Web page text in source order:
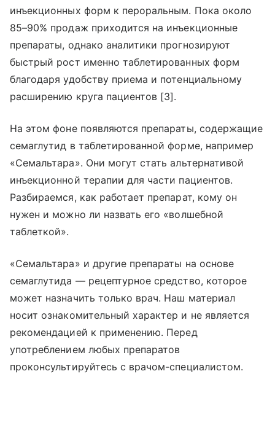
инъекционных форм к пероральным. Пока около
85–90% продаж приходится на инъекционные
препараты, однако аналитики прогнозируют
быстрый рост именно таблетированных форм
благодаря удобству приема и потенциальному
расширению круга пациентов [3].
На этом фоне появляются препараты, содержащие
семаглутид в таблетированной форме, например
«Семальтара». Они могут стать альтернативой
инъекционной терапии для части пациентов.
Разбираемся, как работает препарат, кому он
нужен и можно ли назвать его «волшебной
таблеткой».
«Семальтара» и другие препараты на основе
семаглутида — рецептурное средство, которое
может назначить только врач. Наш материал
носит ознакомительный характер и не является
рекомендацией к применению. Перед
употреблением любых препаратов
проконсультируйтесь с врачом-специалистом.